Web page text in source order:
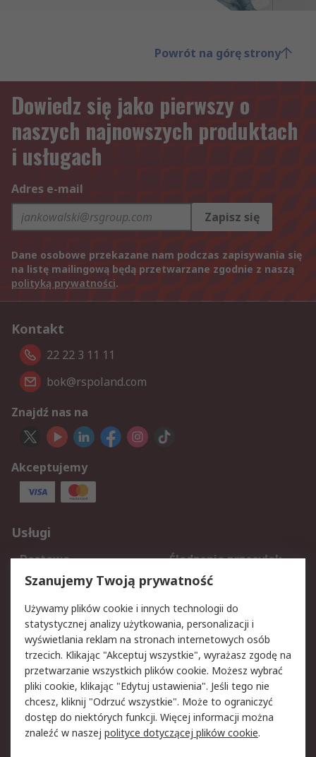
Powrót na górę strony
Dowiedz się jako pierwszy o
naszych najnowszych produktach
i usługach
Adres e-mail
Zapisz się
Dane osobowe przekazane nam podczas zapisywania się
na listę mailingową będą przetwarzane zgodnie z naszą
polityką prywatności.
Kontakt
22 22 3 11 11
bok@rspoland.com
Znajdź nas na
Akceptujemy
Usługi
Dostawa
Śledzenie przesyłek
Reklamacje i zwroty
Rejestracja
Aspekty prawne
Bezpieczeństwo e-
maila
Polityka dotycząca
plików cookie
Polityka prywatności
Użytkowanie witryny
Zastrzeżenia prawne
Warunki Sprzedaży
Szanujemy Twoją prywatność
Używamy plików cookie i innych technologii do
statystycznej analizy użytkowania, personalizacji i
wyświetlania reklam na stronach internetowych osób
trzecich. Klikając "Akceptuj wszystkie", wyrażasz zgodę na
przetwarzanie wszystkich plików cookie. Możesz wybrać
pliki cookie, klikając "Edytuj ustawienia". Jeśli tego nie
chcesz, kliknij "Odrzuć wszystkie". Może to ograniczyć
dostęp do niektórych funkcji. Więcej informacji można
znaleźć w naszej polityce dotyczącej plików cookie.